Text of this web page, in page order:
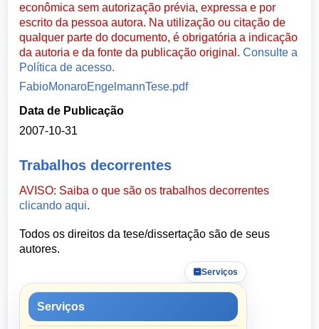
econômica sem autorização prévia, expressa e por
escrito da pessoa autora. Na utilização ou citação de
qualquer parte do documento, é obrigatória a indicação
da autoria e da fonte da publicação original.Consulte a
Política de acesso.
FabioMonaroEngelmannTese.pdf
Data de Publicação
2007-10-31
Trabalhos decorrentes
AVISO: Saiba o que são os trabalhos decorrentes
clicando aqui.
Todos os direitos da tese/dissertação são de seus
autores.
Serviços
Serviços